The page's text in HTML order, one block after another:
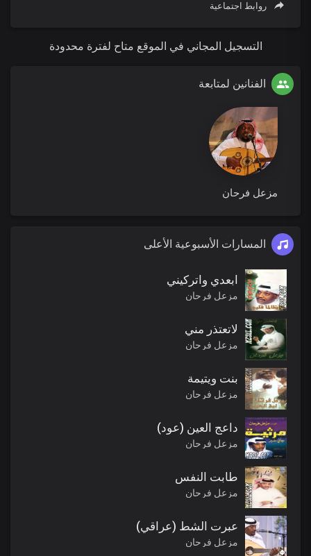
روابط اجتماعية
التسجيل المجاني في الموقع متاح لفترة محدودة
الفنانين لمتابعة
مزعل فرحان
المسارات الأسبوعية الأعلى
ابعدي واتركيني
مزعل فرحان
لاتعتذر مني
مزعل فرحان
بنت ويتيمة
مزعل فرحان
داعج العين (عود)
مزعل فرحان
طابت النفس
مزعل فرحان
عبرت الشط (عراقي)
مزعل فرحان